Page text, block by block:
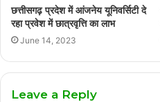
छत्तीसगढ़ प्रदेश में आंजनेय यूनिवर्सिटी दे
रहा प्रवेश में छात्रवृत्ति का लाभ
June 14, 2023
Leave a Reply